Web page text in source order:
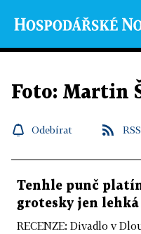
Foto: Martin
Odebírat RSS
Tenhle punč
grotesky jen
RECENZE: Divadlo v